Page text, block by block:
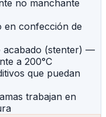
no manchante
en confección de
acabado (stenter) —
a 200°C
que puedan
trabajan en